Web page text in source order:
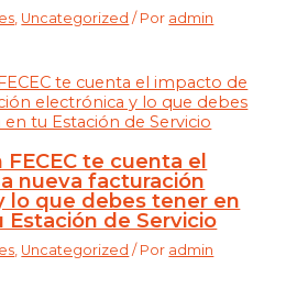
Uncategorized / Por admin
te cuenta el
nueva facturación
lo que debes tener en
de Servicio
Uncategorized / Por admin